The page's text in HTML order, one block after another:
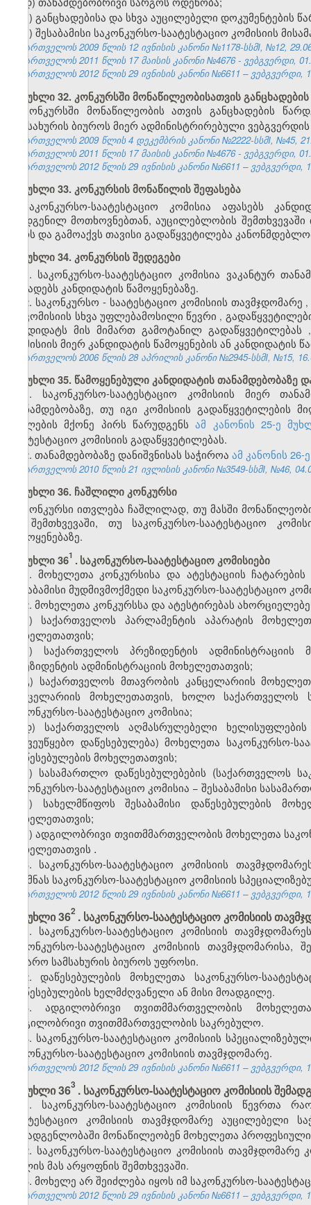
ე) განცხადებისა და სხვა აუცილებელი დოკუმენტების
ვ) შესაბამისი საკონკურსო-საატესტაციო კომისიის
საქართველოს 2009 წლის 12 ივნისის კანონი №1178-სსმI, №12,
საქართველოს 2011 წლის 17 მაისის კანონი №4676 - ვებგვერდი,
საქართველოს 2012 წლის 29 ივნისის კანონი №6611 – ვებგვერდი,
მუხლი 32. კონკურსში მონაწილეობისათვის
კონკურსში მონაწილეობის ათვის განცხადების
სამსახურის ბიუროს მიერ ადმინისტრირებული
საქართველოს 2009 წლის 4 დეკემბრის კანონი №2222-სსმI, №45,
საქართველოს 2011 წლის 17 მაისის კანონი №4676 - ვებგვერდი,
საქართველოს 2012 წლის 29 ივნისის კანონი №6611 – ვებგვერდი,
მუხლი 33. კონკურსის მონაწილის შეფასება
საკონკურსო-საატესტაციო კომისია აფასებს
დადგენილ მოთხოვნებთან, აუცილებლობის
აზრს და გამოაქვს თავისი გადაწყვეტილება
მუხლი 34. კონკურსის შედეგები
1. საკონკურსო-საატესტაციო კომისია ვაკანტურ
აცხადებს კანდიდატის წამოყენებაზე.
2. საკონკურსო - საატესტაციო კომისიის თავმჯდომარე ,
კომისიის სხვა უფლებამოსილი წევრი ,
კანდიდატს მის მიმართ გამოტანილ გადაწყვეტილებას ,
კომისიის მიერ კანდიდატის წამოყენების ან კანდიდატის
საქართველოს 2006 წლის 28 აპრილის კანონი №2945-სსმI, №15,
მუხლი 35. წამოყენებული კანდიდატის თანამდებობაზე
1. საკონკურსო-საატესტაციო კომისიის მიერ
თანამდებობაზე, თუ იგი კომისიის გადაწყვეტილების
უფლების მქონე პირს წარუდგენსამ კანონის 25-ე
საატესტაციო კომისიის გადაწყვეტილებას.
2. თანამდებობაზე დანიშვნისას საჭიროა ამ კანონის 26-
საქართველოს 2010 წლის 21 ივლისის კანონი №3549-სსმI, №46,
მუხლი 36. ჩაშლილი კონკურსი
კონკურსი ითვლება ჩაშლილად, თუ მასში
იმ შემთხვევაში, თუ საკონკურსო-საატესტაციო
წამოყენებაზე.
მუხლი 361 . საკონკურსო-საატესტაციო კომისიები
1. მოხელეთა კონკურსისა და ატესტაციის
შესაბამისი მუდმივმოქმედი საკონკურსო-საატესტაციო
2. მოხელეთა კონკურსსა და ატესტირებას
ა) საქართველოს პარლამენტის აპარატის
მოხელეთათვის;
ბ) საქართველოს პრეზიდენტის
პრეზიდენტის ადმინისტრაციის მოხელეთათვის;
გ) საქართველოს მთავრობის კანცელარიის
კანცელარიის მოხელეთათვის, ხოლო საქართველოს
საკონკურსო-საატესტაციო კომისია;
დ) საქართველოს აღმასრულებელი ხელისუფლების
საქვეუწყებო დაწესებულება) მოხელეთა საკონკურსო-
დაწესებულების მოხელეთათვის;
ე) სასამართლო დაწესებულებების (საქართველოს
საკონკურსო-საატესტაციო კომისია − შესაბამისი
ვ) სახელმწიფოს შესაბამისი დაწესებულების
მოხელეთათვის;
ზ) ადგილობრივი თვითმმართველობის მოხელეთა
მოხელეთათვის .
3. საკონკურსო-საატესტაციო კომისიის
შექმნას საკონკურსო-საატესტაციო კომისიის
საქართველოს 2012 წლის 29 ივნისის კანონი №6611 – ვებგვერდი,
მუხლი 362 . საკონკურსო-საატესტაციო კომისიის
1. საკონკურსო-საატესტაციო კომისიის
საკონკურსო-საატესტაციო კომისიის თავმჯდომარისა,
საჯარო სამსახურის ბიუროს უფროსი.
2. დაწესებულების მოხელეთა საკონკურსო-
დაწესებულების ხელმძღვანელი ან მისი მოადგილე.
3. ადგილობრივი თვითმმართველობის მოხელეთა
ადგილობრივი თვითმმართველობის საკრებულო.
4. საკონკურსო-საატესტაციო კომისიის
საკონკურსო-საატესტაციო კომისიის თავმჯდომარე.
საქართველოს 2012 წლის 29 ივნისის კანონი №6611 – ვებგვერდი,
მუხლი 363 . საკონკურსო-საატესტაციო კომისიის
1. საკონკურსო-საატესტაციო კომისიის წევრთა
საატესტაციო
კომისიის თავმჯდომარე აუცილებელი
შემადგენლობაში მონაწილეობენ მოხელეთა პროფესიული
2. საკონკურსო-საატესტაციო კომისიის თავმჯდომარე
ცვლის მას არყოფნის შემთხვევაში.
3. მოხელე არ შეიძლება იყოს იმ საკონკურსო-
საქართველოს 2012 წლის 29 ივნისის კანონი №6611 – ვებგვერდი,